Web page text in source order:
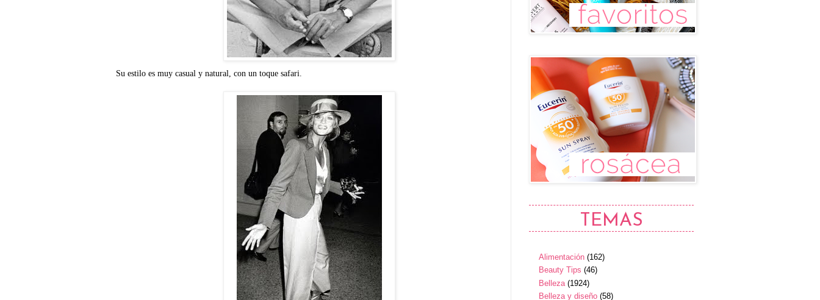
Su estilo es muy casual y natural, con un toque safari.
TEMAS
Alimentación (162)
Beauty Tips (46)
Belleza (1924)
Belleza y diseño (58)